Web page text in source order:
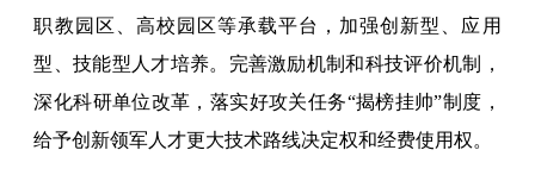
职教园区、高校园区等承载平台，加强创新型、应用
型、技能型人才培养。完善激励机制和科技评价机制，
深化科研单位改革，落实好攻关任务“揭榜挂帅”制度，
给予创新领军人才更大技术路线决定权和经费使用权。